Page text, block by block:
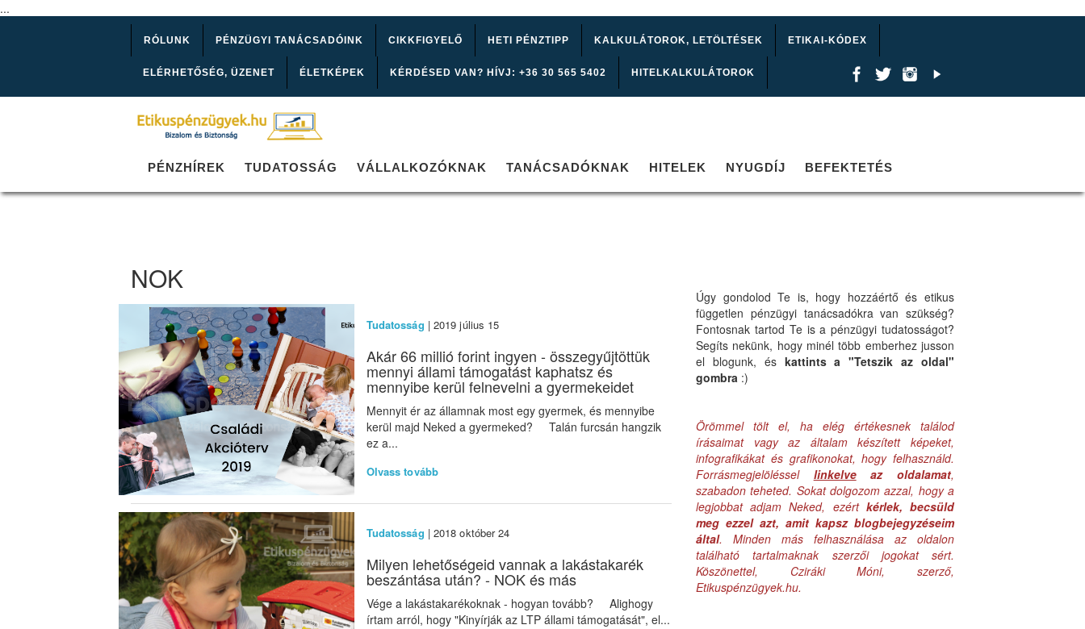
...
RÓLUNK PÉNZÜGYI TANÁCSADÓINK CIKKFIGYELŐ HETI PÉNZTIPP KALKULÁTOROK, LETÖLTÉSEK ETIKAI-KÓDEX
ELÉRHETŐSÉG, ÜZENET ÉLETKÉPEK KÉRDÉSED VAN? HÍVJ: +36 30 565 5402 HITELKALKULÁTOROK
PÉNZHÍREK TUDATOSSÁG VÁLLALKOZÓKNAK TANÁCSADÓKNAK HITELEK NYUGDÍJ BEFEKTETÉS
NOK
Tudatosság | 2019 július 15
Akár 66 millió forint ingyen - összegyűjtöttük
mennyi állami támogatást kaphatsz és
mennyibe kerül felnevelni a gyermekeidet
Mennyit ér az államnak most egy gyermek, és mennyibe
kerül majd Neked a gyermeked? Talán furcsán hangzik
ez a...
Olvass tovább
Tudatosság | 2018 október 24
Milyen lehetőségeid vannak a lakástakarék
beszántása után? - NOK és más
Vége a lakástakarékoknak - hogyan tovább? Alighogy
írtam arról, hogy "Kinyírják az LTP állami támogatását", el...
Úgy gondolod Te is, hogy hozzáértő és etikus
független pénzügyi tanácsadókra van szükség?
Fontosnak tartod Te is a pénzügyi tudatosságot?
Segíts nekünk, hogy minél több emberhez jusson
el blogunk, és kattints a "Tetszik az oldal"
gombra :)
Örömmel tölt el, ha elég értékesnek találod
írásaimat vagy az általam készített képeket,
infografikákat és grafikonokat, hogy felhasználd.
Forrásmegjelöléssel linkelveaz oldalamat,
szabadon teheted. Sokat dolgozom azzal, hogy a
legjobbat adjam Neked, ezért kérlek, becsüld
meg ezzel azt, amit kapsz blogbejegyzéseim
által. Minden más felhasználása az oldalon
található tartalmaknak szerzői jogokat sért.
Köszönettel, Cziráki Móni, szerző,
Etikuspénzügyek.hu.